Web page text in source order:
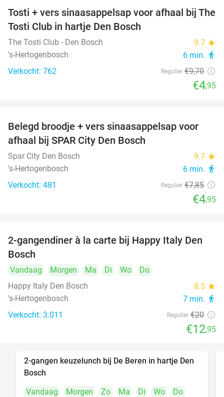
49%
Tosti + vers sinaasappelsap voor afhaal bij The
Tosti Club in hartje Den Bosch
The Tosti Club - Den Bosch 9.7 star
's-Hertogenbosch 6 min. directions_walk
Verkocht: 762 Regulier €9,70
€4,95
37%
Belegd broodje + vers sinaasappelsap voor
afhaal bij SPAR City Den Bosch
Spar City Den Bosch 9.7 star
's-Hertogenbosch 6 min. directions_walk
Verkocht: 481 Regulier €7,85
€4,95
35%
2-gangendiner à la carte bij Happy Italy Den
Bosch
Vandaag Morgen Ma Di Wo
Do
Happy Italy Den Bosch
8.5 star
's-Hertogenbosch 7 min. directions_walk
Verkocht: 3.011 Regulier €20
€12,95
43%
2-gangen keuzelunch bij De Beren in hartje Den
Bosch
Vandaag
Morgen Zo Ma Di Wo
Do